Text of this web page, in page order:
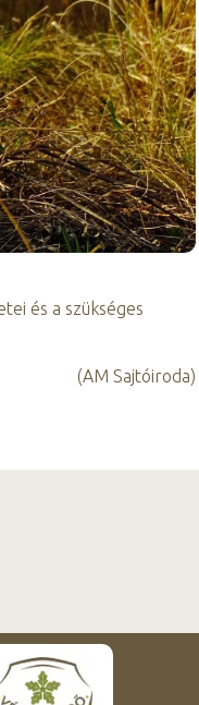
és a szükséges
(AM Sajtóiroda)